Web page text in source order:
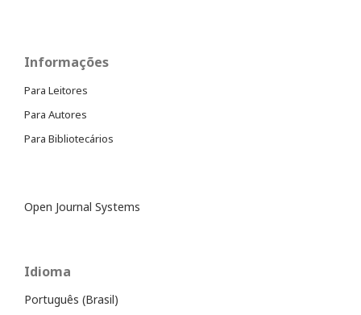
Informações
Para Leitores
Para Autores
Para Bibliotecários
Open Journal Systems
Idioma
Português (Brasil)